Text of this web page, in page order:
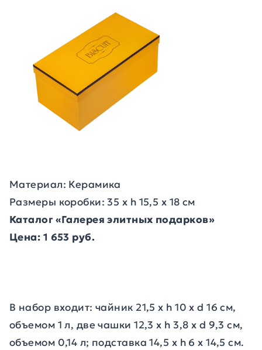
Материал: Керамика
Размеры коробки: 35 х h 15,5 х 18 см
Каталог «Галерея элитных подарков»
Цена: 1 653 руб.
В набор входит: чайник 21,5 х h 10 х d 16 см,
объемом 1 л, две чашки 12,3 х h 3,8 х d 9,3 см,
объемом 0,14 л; подставка 14,5 х h 6 х 14,5 см.